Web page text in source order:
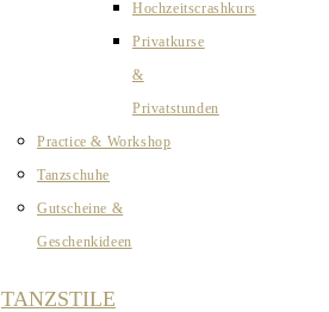
Hochzeitscrashkurs
Privatkurse
&
Privatstunden
Practice & Workshop
Tanzschuhe
Gutscheine &
Geschenkideen
TANZSTILE